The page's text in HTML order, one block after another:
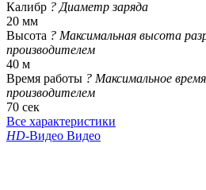
Калибр ? Диаметр заряда
20 мм
Высота ? Максимальная высота
производителем
40 м
Время работы ? Максимальное
производителем
70 сек
Все характеристики
HD-Видео Видео